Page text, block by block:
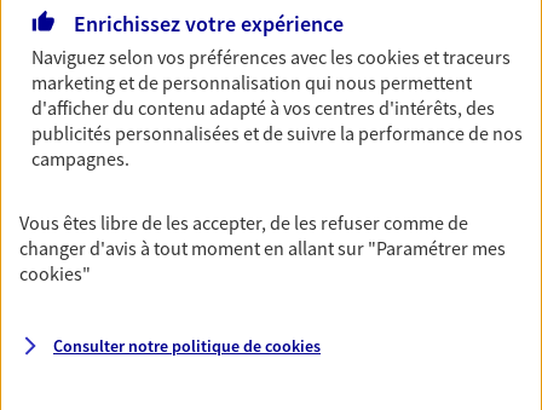
Préparez sereinement ce nouveau chapitre de
votre vie avec les conseils d'un expert. Découvrez
notre solution PER (Plan Epargne Retraite)
spécialement conçue pour la retraite.
Couvrez vos dépenses de santé ainsi que celles de
votre famille avec la complémentaire santé qui
vous ressemble.
Prévoyance
Enrichissez votre expérience
Naviguez selon vos préférences avec lescookies et traceurs
marketing et de personnalisation qui nous permettent
d'afficher du contenu adapté à vos centres d'intérêts, des
publicités personnalisées et de suivre la performance de nos
campagnes.
Vous êtes libre de les accepter, de les refuser comme de
changer d'avis à tout moment en allant sur "Paramétrer mes
cookies"
Consulter notre politique decookies